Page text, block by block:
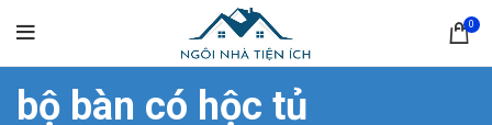
0
bộ bàn có hộc tủ